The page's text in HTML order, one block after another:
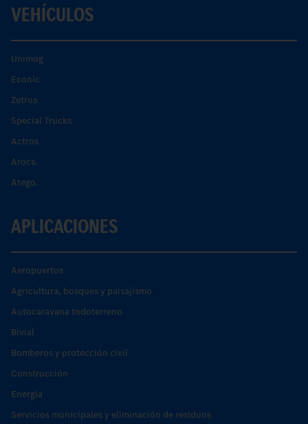
VEHÍCULOS
Unimog
Econic
Zetros
Special Trucks
Actros
Arocs.
Atego.
APLICACIONES
Aeropuertos
Agricultura, bosques y paisajismo
Autocaravana todoterreno
Bivial
Bomberos y protección civil
Construcción
Energía
Servicios municipales y eliminación de residuos